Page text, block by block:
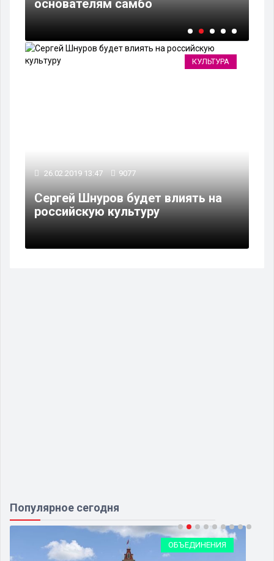
основателям самбо
КУЛЬТУРА
26.02.2019 13:47 9077
Сергей Шнуров будет влиять на
российскую культуру
Популярное сегодня
ОБЪЕДИНЕНИЯ